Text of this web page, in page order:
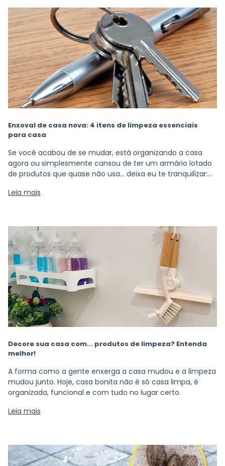
Enxoval de casa nova: 4 itens de limpeza essenciais
para casa
Se você acabou de se mudar, está organizando a casa
agora ou simplesmente cansou de ter um armário lotado
de produtos que quase não usa… deixa eu te tranquilizar:
casa limpa.
Leia mais
Decore sua casa com... produtos de limpeza? Entenda
melhor!
A forma como a gente enxerga a casa mudou e a limpeza
mudou junto. Hoje, casa bonita não é só casa limpa, é
organizada, funcional e com tudo no lugar certo.
Leia mais